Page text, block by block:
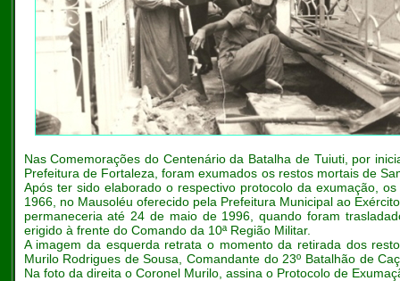
Nas Comemorações do Centenário da Batalha de Tuiuti, por
Prefeitura de Fortaleza, foram exumados os restos mortais de
Após ter sido elaborado o respectivo protocolo da exumação,
1966, no Mausoléu oferecido pela Prefeitura Municipal ao
permaneceria até 24 de maio de 1996, quando foram
erigido à frente do Comando da 10ª Região Militar.
A imagem da esquerda retrata o momento da retirada dos
Murilo Rodrigues de Sousa, Comandante do 23º Batalhão de
Na foto da direita o Coronel Murilo, assina o Protocolo de